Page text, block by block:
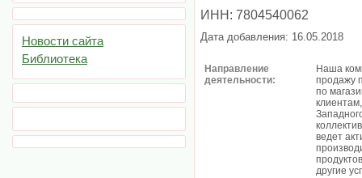
Новости сайта
Библиотека
ИНН: 7804540062
Дата добавления: 16.05.2018
Направление
деятельности:
Наша
продажу
по
ведет
другие